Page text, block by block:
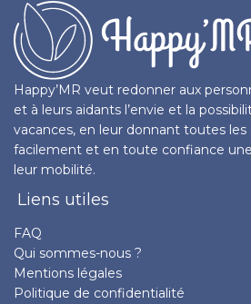
Happy’MR veut redonner aux
et à leurs aidants l’envie et la
vacances, en leur donnant toutes les
facilement et en toute confiance
leur mobilité.
Liens utiles
FAQ
Qui sommes-nous ?
Mentions légales
Politique de confidentialité